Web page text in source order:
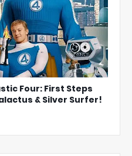
Four: First Steps
& Silver Surfer!